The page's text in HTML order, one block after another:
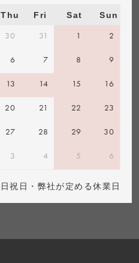
Thu Fri Sat Sun
30 31 1 2
6 7 8 9
13 14 15 16
20 21 22 23
27 28 29 30
3 4 5 6
祝日・弊社が定める休業日